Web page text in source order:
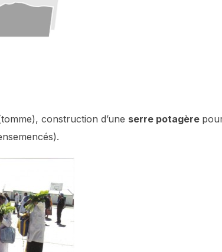
construction d’une serre potagère